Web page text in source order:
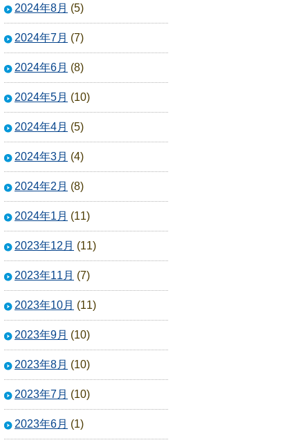
2024年8月 (5)
2024年7月 (7)
2024年6月 (8)
2024年5月 (10)
2024年4月 (5)
2024年3月 (4)
2024年2月 (8)
2024年1月 (11)
2023年12月 (11)
2023年11月 (7)
2023年10月 (11)
2023年9月 (10)
2023年8月 (10)
2023年7月 (10)
2023年6月 (1)